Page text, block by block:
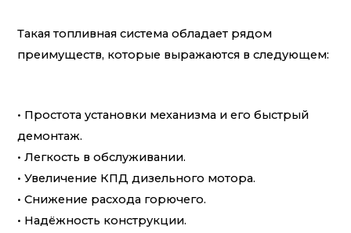
Такая топливная система обладает рядом
преимуществ, которые выражаются в следующем:
• Простота установки механизма и его быстрый
демонтаж.
• Легкость в обслуживании.
• Увеличение КПД дизельного мотора.
• Снижение расхода горючего.
• Надёжность конструкции.